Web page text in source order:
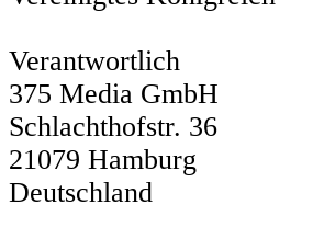
Verantwortlich
375 Media GmbH
Schlachthofstr. 36
21079 Hamburg
Deutschland